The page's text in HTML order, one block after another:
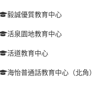
毅誠優質教育中心
活泉園地教育中心
活道教育中心
海怡普通話教育中心（北角）